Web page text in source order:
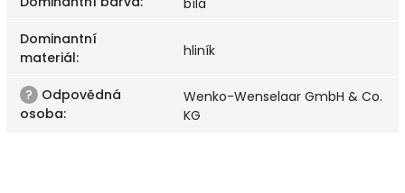
Dominantní
materiál: hliník
? Odpovědná
osoba:
Wenko-Wenselaar GmbH & Co.
KG